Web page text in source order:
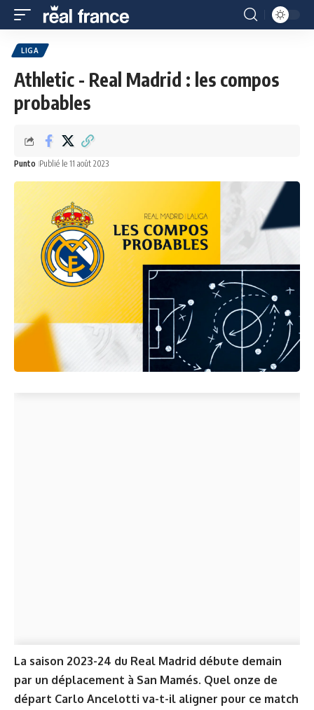
LIGA
Athletic - Real Madrid : les compos
probables
Punto Publié le 11 août 2023
La saison 2023-24 du Real Madrid débute demain
par un déplacement à San Mamés. Quel onze de
départ Carlo Ancelotti va-t-il aligner pour ce match